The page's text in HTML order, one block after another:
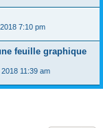
7:10 pm
feuille graphique
11:39 am